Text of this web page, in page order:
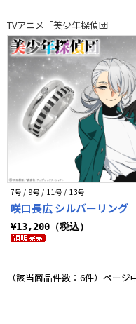
TVアニメ「美少年探偵団」
7号 / 9号 / 11号 / 13号
咲口長広 シルバーリング
¥13,200（税込）
（該当商品件数：6件）ページ